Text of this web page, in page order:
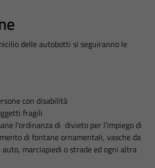
delle autobotti si seguiranno le
con disabilità
fragili
l'ordinanza di divieto per l’impiego di
di fontane ornamentali, vasche da
marciapiedi o strade ed ogni altra